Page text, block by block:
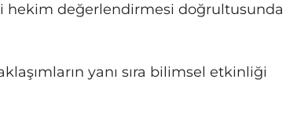
hekim değerlendirmesi doğrultusunda
yanı sıra bilimsel etkinliği